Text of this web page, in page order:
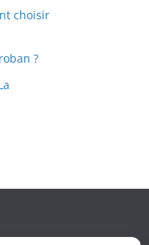
choisir
?